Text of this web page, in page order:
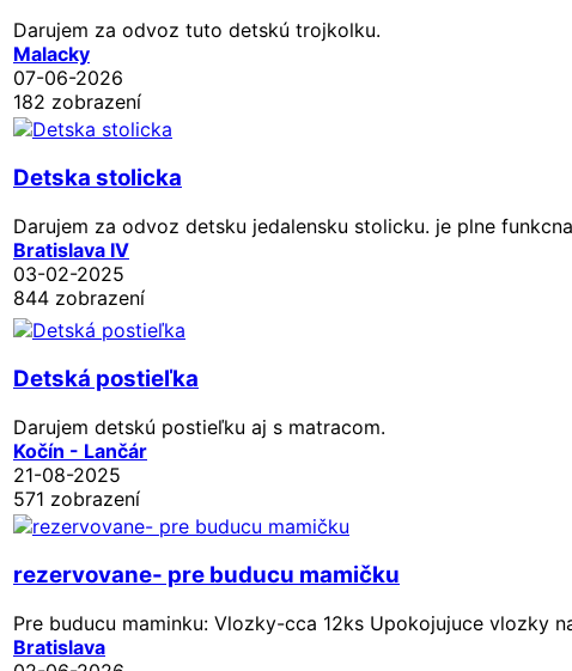
Darujem za odvoz tuto detskú trojkolku.
Malacky
07-06-2026
182 zobrazení
Detska stolicka
Darujem za odvoz detsku jedalensku stolicku. je plne
Bratislava IV
03-02-2025
844 zobrazení
Detská postieľka
Darujem detskú postieľku aj s matracom.
Kočín - Lančár
21-08-2025
571 zobrazení
rezervovane- pre buducu mamičku
Pre buducu maminku: Vlozky-cca 12ks Upokojujuce vlozky
Bratislava